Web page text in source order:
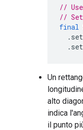
//
//
final
.
.
Un
alto
indica
il punto